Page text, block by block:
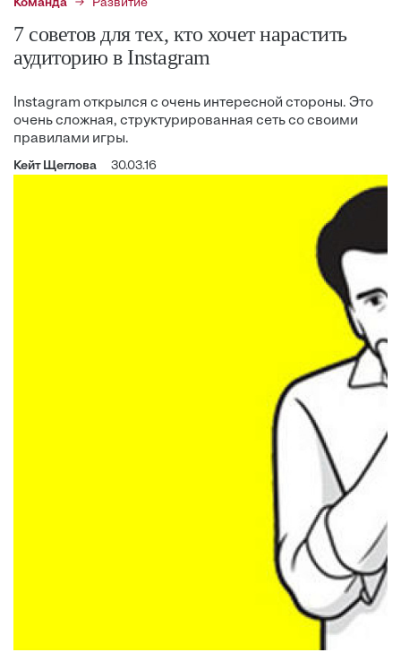
Команда Развитие
7 советов для тех, кто хочет нарастить
аудиторию в Instagram
Instagram открылся с очень интересной стороны. Это
очень сложная, структурированная сеть со своими
правилами игры.
Кейт Щеглова 30.03.16